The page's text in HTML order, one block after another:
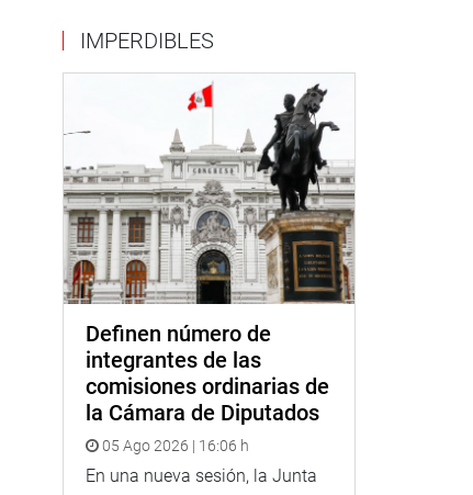
IMPERDIBLES
Definen número de
integrantes de las
comisiones ordinarias de
la Cámara de Diputados
05 Ago 2026 | 16:06 h
En una nueva sesión, la Junta